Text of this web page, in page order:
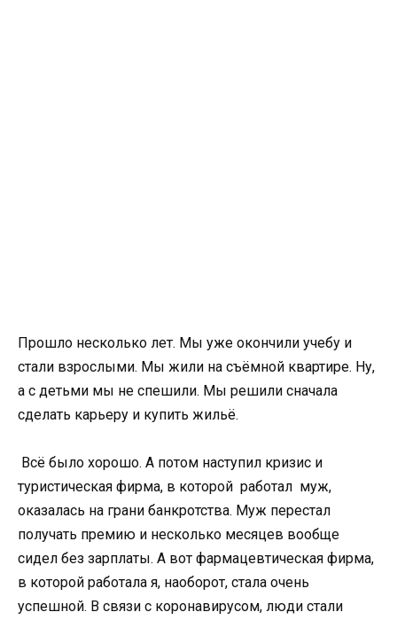
Прошло несколько лет. Мы уже окончили учебу и
стали взрослыми. Мы жили на съёмной квартире. Ну,
а с детьми мы не спешили. Мы решили сначала
сделать карьеру и купить жильё.
Всё было хорошо. А потом наступил кризис и
туристическая фирма, в которой работал муж,
оказалась на грани банкротства. Муж перестал
получать премию и несколько месяцев вообще
сидел без зарплаты. А вот фармацевтическая фирма,
в которой работала я, наоборот, стала очень
успешной. В связи с коронавирусом, люди стали